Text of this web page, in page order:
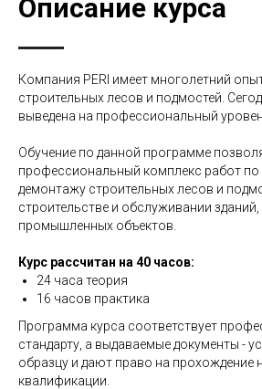
Описание курса
Компания PERI имеет многолетний
строительных лесов и подмостей.
выведена на профессиональный
Обучение по данной программе
профессиональный комплекс работ
демонтажу строительных лесов и
строительстве и обслуживании
промышленных объектов.
Курс рассчитан на 40 часов:
24 часа теория
16 часов практика
Программа курса соответствует
стандарту, а выдаваемые документы -
образцу и дают право на прохождение
квалификации.